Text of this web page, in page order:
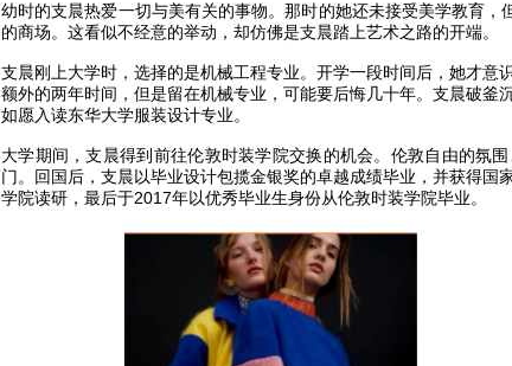
幼时的支晨热爱一切与美有关的事物。那时的她还未接受美学教育，
的商场。这看似不经意的举动，却仿佛是支晨踏上艺术之路的开端。
支晨刚上大学时，选择的是机械工程专业。开学一段时间后，她才意
额外的两年时间，但是留在机械专业，可能要后悔几十年。支晨破釜
如愿入读东华大学服装设计专业。
大学期间，支晨得到前往伦敦时装学院交换的机会。伦敦自由的氛
门。回国后，支晨以毕业设计包揽金银奖的卓越成绩毕业，并获得国
学院读研，最后于2017年以优秀毕业生身份从伦敦时装学院毕业。